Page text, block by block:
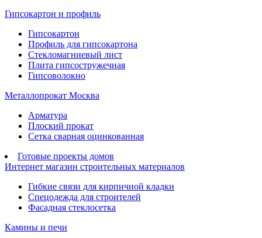
Гипсокартон и профиль
Гипсокартон
Профиль для гипсокартона
Стекломагниевый лист
Плита гипсостружечная
Гипсоволокно
Металлопрокат Москва
Арматура
Плоский прокат
Сетка сварная оцинкованная
Готовые проекты домов
Интернет магазин строительных материалов
Гибкие связи для кирпичной кладки
Спецодежда для строителей
Фасадная стеклосетка
Камины и печи